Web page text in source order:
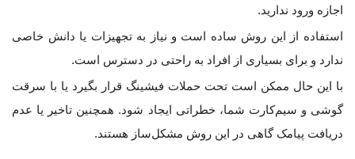
اجازه ورود ندارید.
استفاده از این روش ساده است و نیاز به تجهیزات یا دانش خاصی
ندارد و برای بسیاری از افراد به راحتی در دسترس است.
با این حال ممکن است تحت حملات فیشینگ قرار بگیرد یا با سرقت
گوشی و سیم‌کارت شما، خطراتی ایجاد شود. همچنین تاخیر یا عدم
دریافت پیامک گاهی در این روش مشکل‌ساز هستند.